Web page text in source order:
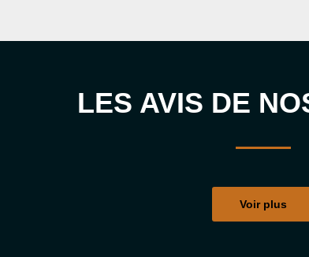
LES AVIS DE
Voir plus